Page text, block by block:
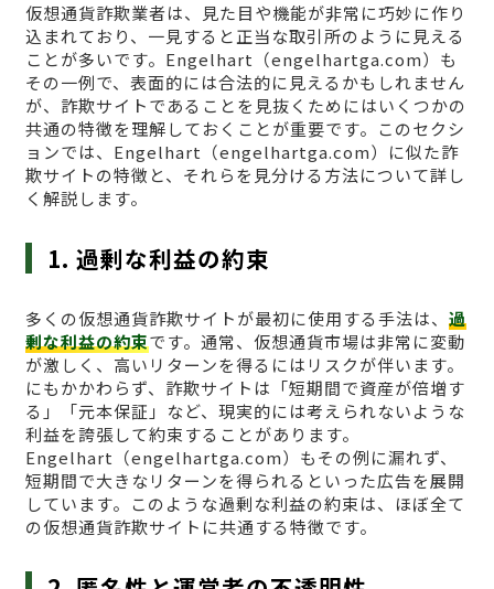
仮想通貨詐欺業者は、見た目や機能が非常に巧妙に作り
込まれており、一見すると正当な取引所のように見える
ことが多いです。Engelhart（engelhartga.com）も
その一例で、表面的には合法的に見えるかもしれません
が、詐欺サイトであることを見抜くためにはいくつかの
共通の特徴を理解しておくことが重要です。このセクシ
ョンでは、Engelhart（engelhartga.com）に似た詐
欺サイトの特徴と、それらを見分ける方法について詳し
く解説します。
1. 過剰な利益の約束
多くの仮想通貨詐欺サイトが最初に使用する手法は、 過
剰な利益の約束です。通常、仮想通貨市場は非常に変動
が激しく、高いリターンを得るにはリスクが伴います。
にもかかわらず、詐欺サイトは「短期間で資産が倍増す
る」「元本保証」など、現実的には考えられないような
利益を誇張して約束することがあります。
Engelhart（engelhartga.com）もその例に漏れず、
短期間で大きなリターンを得られるといった広告を展開
しています。このような過剰な利益の約束は、ほぼ全て
の仮想通貨詐欺サイトに共通する特徴です。